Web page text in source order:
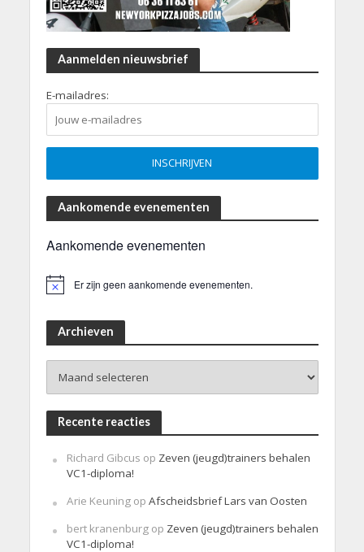
Aanmelden nieuwsbrief
E-mailadres:
Aankomende evenementen
Aankomende evenementen
Er zijn geen aankomende evenementen.
Archieven
Recente reacties
Richard Gibcus op Zeven (jeugd)trainers behalen
VC1-diploma!
Arie Keuningop Afscheidsbrief Lars van Oosten
bert kranenburgop Zeven (jeugd)trainers behalen
VC1-diploma!